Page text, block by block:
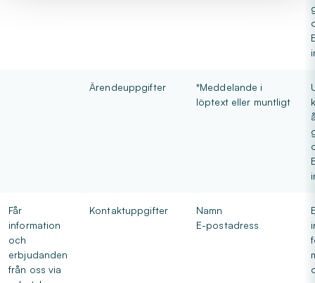
Ärendeuppgifter
*Meddelande i
löptext eller muntligt
Får
information
och
erbjudanden
från oss via
Kontaktuppgifter
Namn
E-postadress